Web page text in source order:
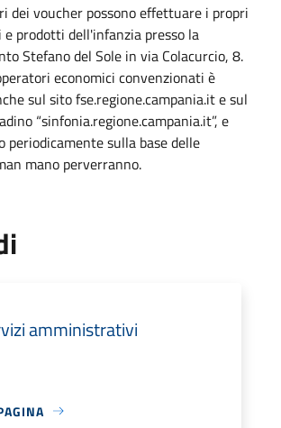
dei voucher possono effettuare i propri
prodotti dell'infanzia presso la
Stefano del Sole in via Colacurcio, 8.
economici convenzionati è
sul sito fse.regione.campania.it e sul
“sinfonia.regione.campania.it”, e
periodicamente sulla base delle
mano perverranno.
amministrativi